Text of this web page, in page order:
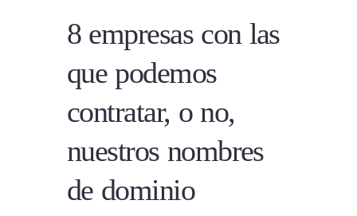
8 empresas con las
que podemos
contratar, o no,
nuestros nombres
de dominio